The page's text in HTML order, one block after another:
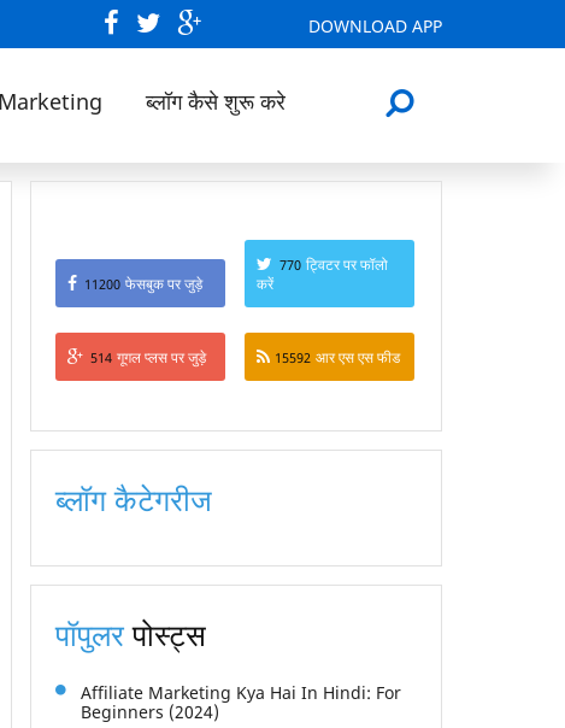
DOWNLOAD APP
ब्लॉग कैसे शुरू करे
11200 फेसबुक पर जुड़े
770 ट्विटर पर फॉलो
करें
514 गूगल प्लस पर जुड़े 15592 आर एस एस फीड
ब्लॉग कैटेगरीज
पॉपुलरपोस्ट्स
Affiliate Marketing Kya Hai In Hindi: For
Beginners (2024)